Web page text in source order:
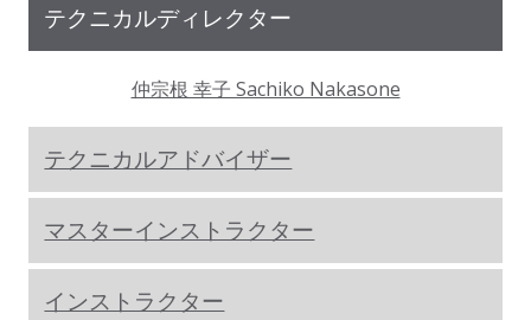
テクニカルディレクター
仲宗根 幸子 Sachiko Nakasone
テクニカルアドバイザー
マスターインストラクター
インストラクター